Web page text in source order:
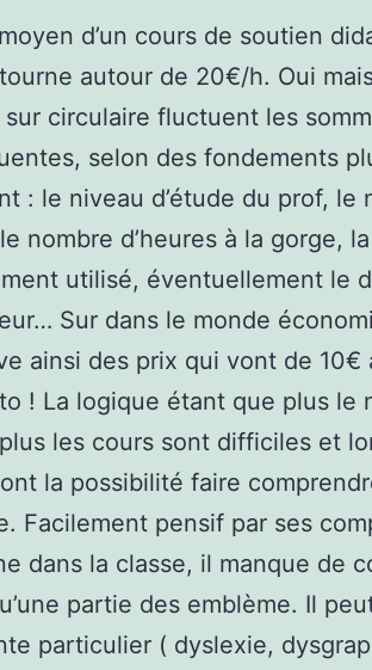
d’un cours de soutien
autour de 20€/h. Oui
circulaire fluctuent les
selon des fondements
: le niveau d’étude du prof, le
le nombre d’heures à la gorge,
utilisé, éventuellement le
Sur dans le monde
ainsi des prix qui vont de 10€
! La logique étant que plus le
les cours sont difficiles et
la possibilité faire
Facilement pensif par ses
dans la classe, il manque de
partie des emblème. Il
particulier ( dyslexie,